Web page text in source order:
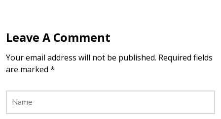
Leave A Comment
Your email address will not be published. Required fields
are marked *